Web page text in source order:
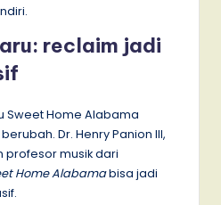
reclaim jadi
Sweet Home Alabama
Dr. Henry Panion III,
musik dari
Home Alabamabisa jadi